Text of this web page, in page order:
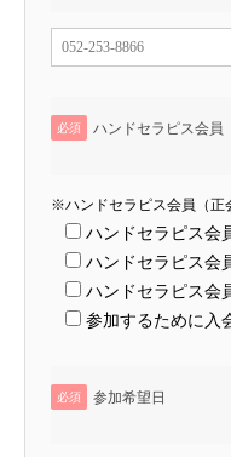
必須 ハンドセラピス会員
※ハンドセラピス会員（正
ハンドセラピス会
ハンドセラピス会
ハンドセラピス会
参加するために入
必須 参加希望日